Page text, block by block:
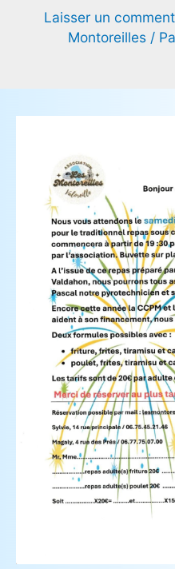
Laisser un
Montoreilles /